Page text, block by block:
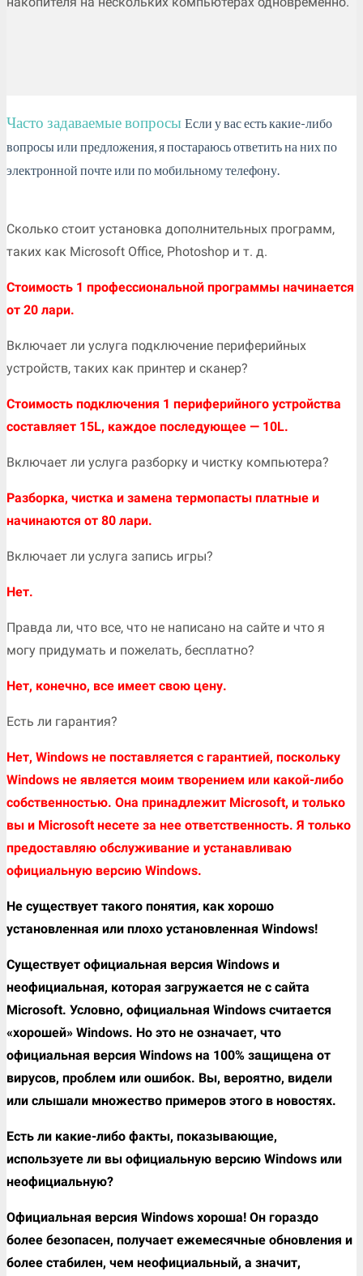
Часто задаваемые вопросы Если у вас есть какие-либо
вопросы или предложения, я постараюсь ответить на них по
электронной почте или по мобильному телефону.
Сколько стоит установка дополнительных программ,
таких как Microsoft Office, Photoshop и т. д.
Стоимость 1 профессиональной программы начинается
от 20 лари.
Включает ли услуга подключение периферийных
устройств, таких как принтер и сканер?
Стоимость подключения 1 периферийного устройства
составляет 15L, каждое последующее — 10L.
Включает ли услуга разборку и чистку компьютера?
Разборка, чистка и замена термопасты платные и
начинаются от 80 лари.
Включает ли услуга запись игры?
Нет.
Правда ли, что все, что не написано на сайте и что я
могу придумать и пожелать, бесплатно?
Нет, конечно, все имеет свою цену.
Есть ли гарантия?
Нет, Windows не поставляется с гарантией, поскольку
Windows не является моим творением или какой-либо
собственностью. Она принадлежит Microsoft, и только
вы и Microsoft несете за нее ответственность. Я только
предоставляю обслуживание и устанавливаю
официальную версию Windows.
Не существует такого понятия, как хорошо
установленная или плохо установленная Windows!
Существует официальная версия Windows и
неофициальная, которая загружается не с сайта
Microsoft. Условно, официальная Windows считается
«хорошей» Windows. Но это не означает, что
официальная версия Windows на 100% защищена от
вирусов, проблем или ошибок. Вы, вероятно, видели
или слышали множество примеров этого в новостях.
Есть ли какие-либо факты, показывающие,
используете ли вы официальную версию Windows или
неофициальную?
Официальная версия Windows хороша! Он гораздо
более безопасен, получает ежемесячные обновления и
более стабилен, чем неофициальный, а значит,